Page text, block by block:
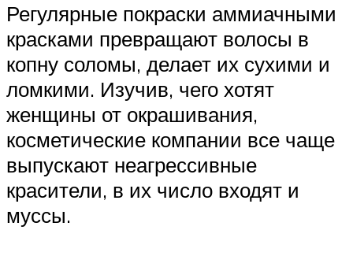
Регулярные покраски аммиачными
красками превращают волосы в
копну соломы, делает их сухими и
ломкими. Изучив, чего хотят
женщины от окрашивания,
косметические компании все чаще
выпускают неагрессивные
красители, в их число входят и
муссы.